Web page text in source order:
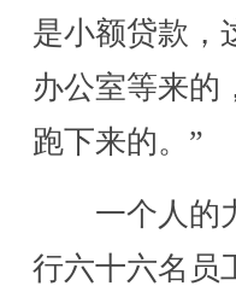
是小额贷款，
办公室等来的
跑下来的。”
一个人的力
行六十六名员